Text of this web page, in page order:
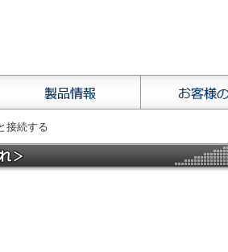
接続する